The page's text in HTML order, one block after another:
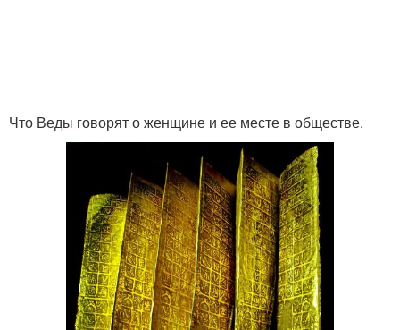
Что Веды говорят о женщине и ее месте в обществе.